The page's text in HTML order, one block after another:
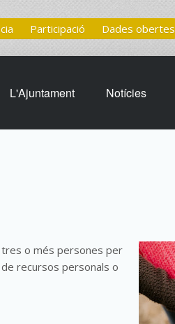
Participació Dades obertes
L'Ajuntament Notícies
o més persones per
recursos personals o